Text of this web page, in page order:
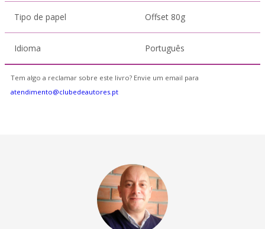
Tipo de papel Offset 80g
Idioma Português
Tem algo a reclamar sobre este livro? Envie um email para
atendimento@clubedeautores.pt